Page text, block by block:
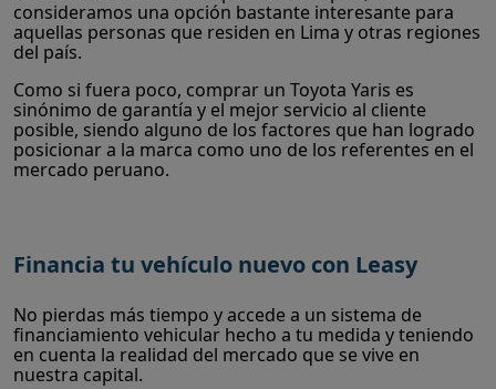
consideramos una opción bastante interesante para
aquellas personas que residen en Lima y otras regiones
del país.
Como si fuera poco, comprar un Toyota Yaris es
sinónimo de garantía y el mejor servicio al cliente
posible, siendo alguno de los factores que han logrado
posicionar a la marca como uno de los referentes en el
mercado peruano.
Financia tu vehículo nuevo con Leasy
No pierdas más tiempo y accede a un sistema de
financiamiento vehicular hecho a tu medida y teniendo
en cuenta la realidad del mercado que se vive en
nuestra capital.